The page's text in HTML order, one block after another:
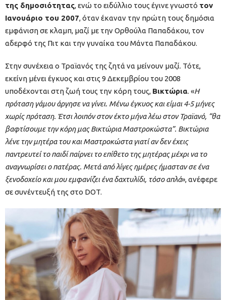
της δημοσιότητας, ενώ το ειδύλλιο τους έγινε γνωστό τον
Ιανουάριο του 2007, όταν έκαναν την πρώτη τους δημόσια
εμφάνιση σε κλαμπ, μαζί με την Ορθούλα Παπαδάκου, τον
αδερφό της Πιτ και την γυναίκα του Μάντα Παπαδάκου.
Στην συνέχεια ο Τραϊανός της ζητά να μείνουν μαζί. Τότε,
εκείνη μένει έγκυος και στις 9 Δεκεμβρίου του 2008
υποδέχονται στη ζωή τους την κόρη τους, Βικτώρια. «Η
πρόταση γάμου άργησε να γίνει. Μένω έγκυος και είμαι 4-5 μήνες
χωρίς πρόταση. Έτσι λοιπόν στον έκτο μήνα λέω στον Τραϊανό, “θα
βαφτίσουμε την κόρη μας Βικτώρια Μαστροκώστα”. Βικτώρια
λένε την μητέρα του και Μαστροκώστα γιατί αν δεν έχεις
παντρευτεί το παιδί παίρνει το επίθετο της μητέρας μέχρι να το
αναγνωρίσει ο πατέρας. Μετά από λίγες ημέρες ήμασταν σε ένα
ξενοδοχείο και μου εμφανίζει ένα δαχτυλίδι, τόσο απλά», ανέφερε
σε συνέντευξή της στο DOT.